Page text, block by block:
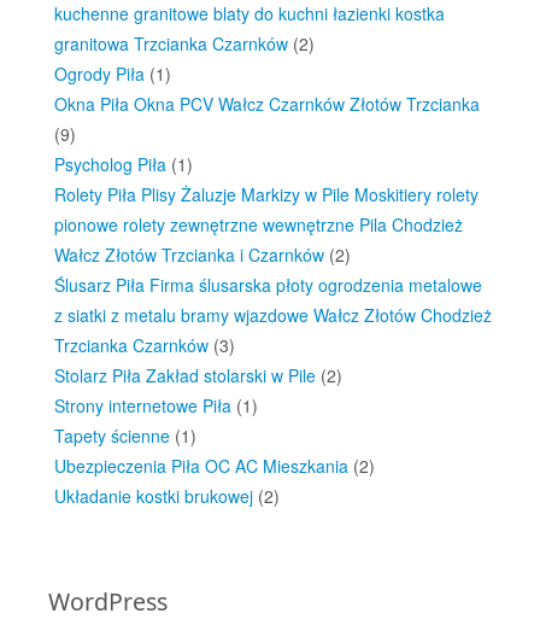
kuchenne granitowe blaty do kuchni łazienki kostka
granitowa Trzcianka Czarnków (2)
Ogrody Piła (1)
Okna Piła Okna PCV Wałcz Czarnków Złotów Trzcianka
(9)
Psycholog Piła (1)
Rolety Piła Plisy Żaluzje Markizy w Pile Moskitiery rolety
pionowe rolety zewnętrzne wewnętrzne Pila Chodzież
Wałcz Złotów Trzcianka i Czarnków (2)
Ślusarz Piła Firma ślusarska płoty ogrodzenia metalowe
z siatki z metalu bramy wjazdowe Wałcz Złotów Chodzież
Trzcianka Czarnków (3)
Stolarz Piła Zakład stolarski w Pile (2)
Strony internetowe Piła (1)
Tapety ścienne (1)
Ubezpieczenia Piła OC AC Mieszkania (2)
Układanie kostki brukowej (2)
WordPress